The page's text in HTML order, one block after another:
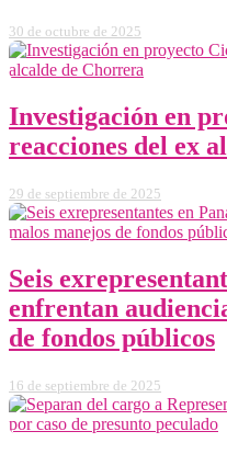
30 de octubre de 2025
Investigación en
reacciones del ex
29 de septiembre de 2025
Seis
enfrentan
de fondos públicos
16 de septiembre de 2025